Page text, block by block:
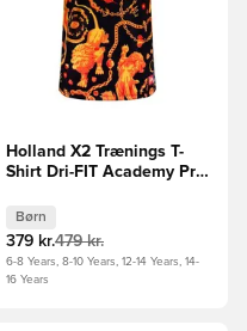
Holland X2 Trænings T-
Shirt Dri-FIT Academy Pro
Børn
Børn
379 kr.479 kr.
6-8 Years, 8-10 Years, 12-14 Years, 14-
16 Years